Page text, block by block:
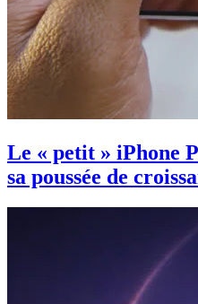
Le « petit » iPhone
sa poussée de